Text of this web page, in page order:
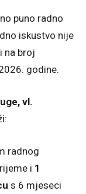
puno radno
iskustvo nije
na broj
godine.
vl.
radnog
i 1
s 6 mjeseci